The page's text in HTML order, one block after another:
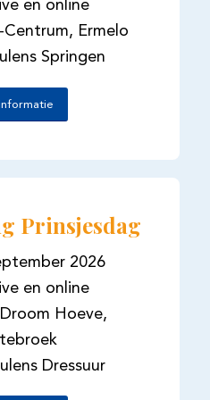
en online
Ermelo
Springen
Prinsjesdag
2026
en online
Hoeve,
Dressuur